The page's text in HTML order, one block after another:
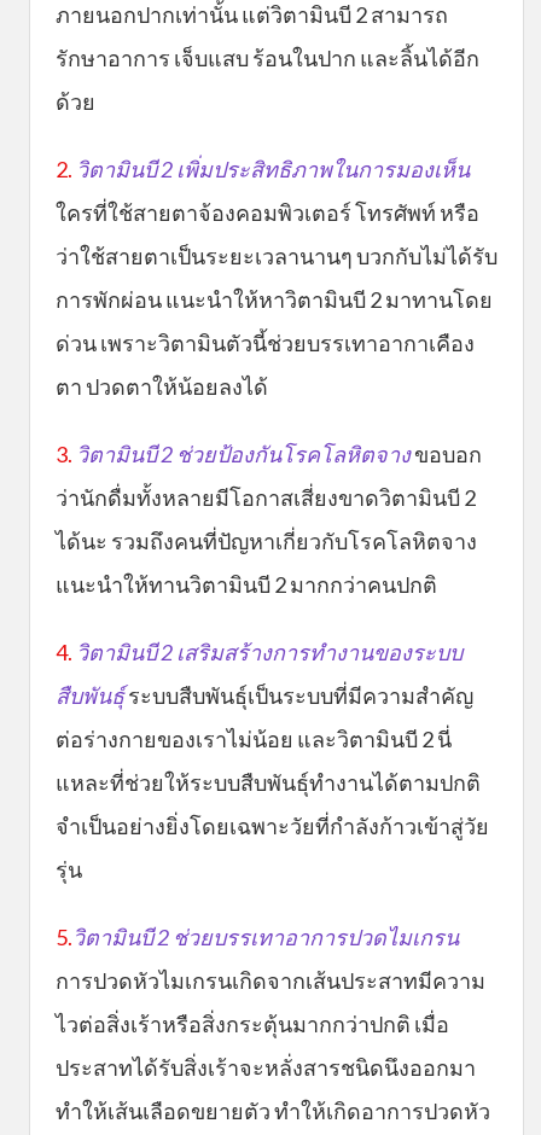
ภายนอกปากเท่านั้น แต่วิตามินบี 2 สามารถ
รักษาอาการ เจ็บแสบ ร้อนในปาก และลิ้นได้อีก
ด้วย
2. วิตามินบี 2 เพิ่มประสิทธิภาพในการมองเห็น
ใครที่ใช้สายตาจ้องคอมพิวเตอร์ โทรศัพท์ หรือ
ว่าใช้สายตาเป็นระยะเวลานานๆ บวกกับไม่ได้รับ
การพักผ่อน แนะนำให้หาวิตามินบี 2 มาทานโดย
ด่วน เพราะวิตามินตัวนี้ช่วยบรรเทาอากาเคือง
ตา ปวดตาให้น้อยลงได้
3. วิตามินบี 2 ช่วยป้องกันโรคโลหิตจางขอบอก
ว่านักดื่มทั้งหลายมีโอกาสเสี่ยงขาดวิตามินบี 2
ได้นะ รวมถึงคนที่ปัญหาเกี่ยวกับโรคโลหิตจาง
แนะนำให้ทานวิตามินบี 2 มากกว่าคนปกติ
4. วิตามินบี 2 เสริมสร้างการทำงานของระบบ
สืบพันธุ์ระบบสืบพันธุ์เป็นระบบที่มีความสำคัญ
ต่อร่างกายของเราไม่น้อย และวิตามินบี 2 นี่
แหละที่ช่วยให้ระบบสืบพันธุ์ทำงานได้ตามปกติ
จำเป็นอย่างยิ่งโดยเฉพาะวัยที่กำลังก้าวเข้าสู่วัย
รุ่น
5.วิตามินบี 2 ช่วยบรรเทาอาการปวดไมเกรน
การปวดหัวไมเกรนเกิดจากเส้นประสาทมีความ
ไวต่อสิ่งเร้าหรือสิ่งกระตุ้นมากกว่าปกติ เมื่อ
ประสาทได้รับสิ่งเร้าจะหลั่งสารชนิดนึงออกมา
ทำให้เส้นเลือดขยายตัว ทำให้เกิดอาการปวดหัว